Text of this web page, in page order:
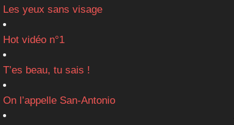
Les yeux sans visage
Hot vidéo n°1
T’es beau, tu sais !
On l’appelle San-Antonio